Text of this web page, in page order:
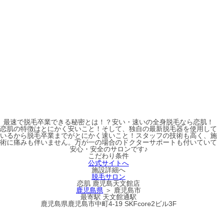
最速で脱毛卒業できる秘密とは！？安い・速いの全身脱毛なら恋肌！
恋肌の特徴はとにかく安いこと！そして、独自の最新脱毛器を使用して
いるから脱毛卒業までがとにかく速いこと！スタッフの技術も高く、施
術に痛みも伴いません。万が一の場合のドクターサポートも付いていて
安心・安全のサロンです♪
こだわり条件
公式サイトへ
施設詳細へ
脱毛サロン
恋肌 鹿児島天文館店
鹿児島県 ＞ 鹿児島市
最寄駅 天文館通駅
鹿児島県鹿児島市中町4-19 SKFcore2ビル3F